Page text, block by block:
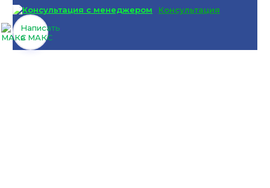
Консультация
Написать
в МАКС